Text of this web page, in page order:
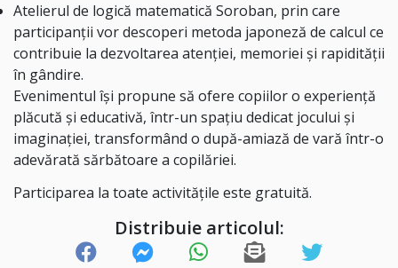
Atelierul de logică matematică Soroban, prin care
participanții vor descoperi metoda japoneză de calcul ce
contribuie la dezvoltarea atenției, memoriei și rapidității
în gândire.
Evenimentul își propune să ofere copiilor o experiență
plăcută și educativă, într-un spațiu dedicat jocului și
imaginației, transformând o după-amiază de vară într-o
adevărată sărbătoare a copilăriei.
Participarea la toate activitățile este gratuită.
Distribuie articolul: